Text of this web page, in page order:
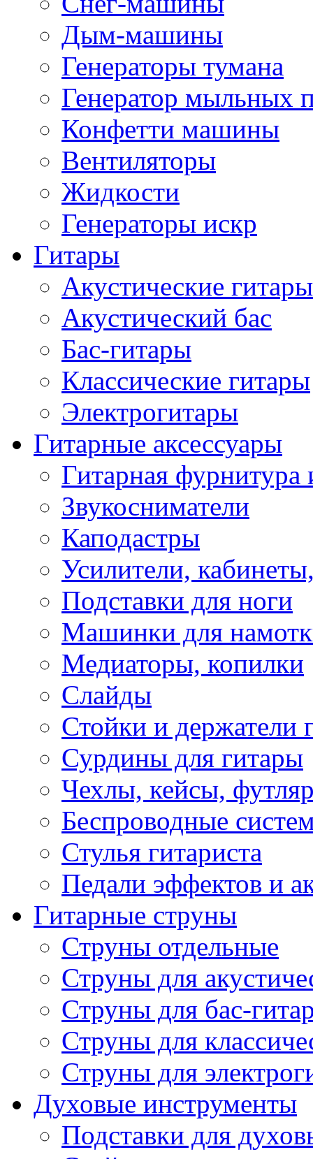
Дым-машины
Генераторы тумана
Генератор мыльных
Конфетти машины
Вентиляторы
Жидкости
Генераторы искр
Гитары
Акустические гитары
Акустический бас
Бас-гитары
Классические гитары
Электрогитары
Гитарные аксессуары
Гитарная фурнитура
Звукосниматели
Каподастры
Усилители,
Подставки для ноги
Машинки для
Медиаторы, копилки
Слайды
Стойки и держатели
Сурдины для гитары
Чехлы, кейсы,
Беспроводные
Стулья гитариста
Педали эффектов и
Гитарные струны
Струны отдельные
Струны для
Струны для бас-
Струны для
Струны для
Духовые инструменты
Подставки для